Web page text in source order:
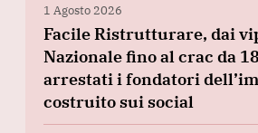
1 Agosto 2026
Facile Ristrutturare, dai
Nazionale fino al crac da
arrestati i fondatori
costruito sui social